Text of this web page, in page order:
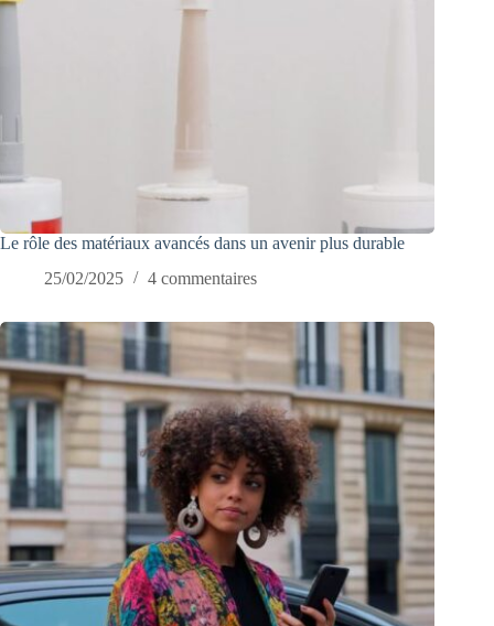
Le rôle des matériaux avancés dans un avenir plus durable
25/02/2025
4 commentaires